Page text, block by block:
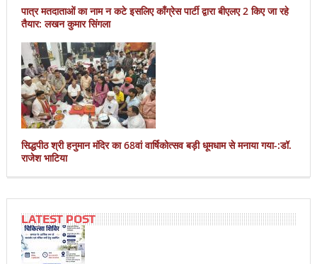
पात्र मतदाताओं का नाम न कटे इसलिए काँग्रेस पार्टी द्वारा बीएलए 2 किए जा रहे
तैयार: लखन कुमार सिंगला
सिद्धपीठ श्री हनुमान मंदिर का 68वां वार्षिकोत्सव बड़ी धूमधाम से मनाया गया-:डॉ.
राजेश भाटिया
LATEST POST